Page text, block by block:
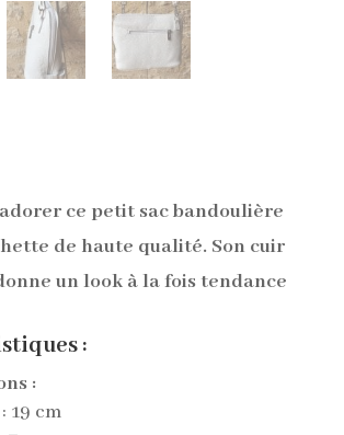
ce petit sac bandoulière
de haute qualité. Son cuir
un look à la fois tendance
:
:
: 19 cm